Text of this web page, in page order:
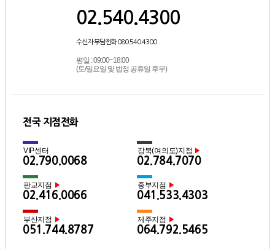
02.540.4300
수신자 부담전화 080.540.4300
평일 : 09:00~18:00
(토/일요일 및 법정 공휴일 후무)
전국 지점전화
VIP센터
02.790.0068
강북(여의도)지점 ▶
02.784.7070
판교지점 ▶
02.416.0066
중부지점 ▶
041.533.4303
부산지점 ▶
051.744.8787
제주지점 ▶
064.792.5465